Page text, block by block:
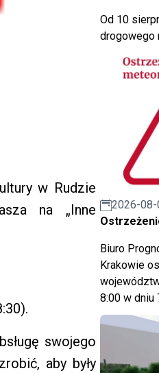
w Rudzie
na „Inne
swojego
aby były
Od 10
drogowego
2026-08-
Biuro
Krakowie
8:00 w dniu